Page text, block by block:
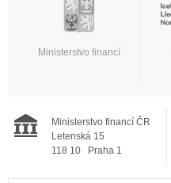
Ministerstvo financí
Ministerstvo financí ČR
Letenská 15
118 10
Praha 1